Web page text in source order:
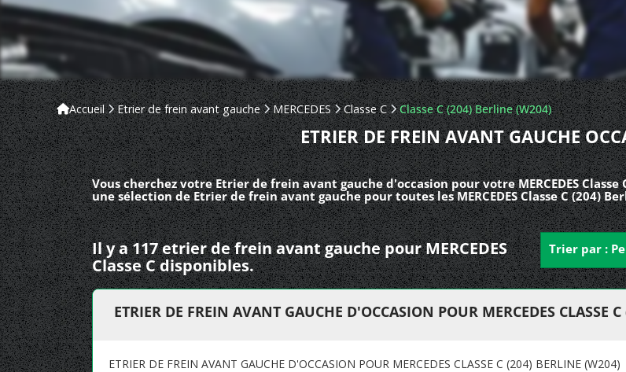
Accueil Etrier de frein avant gauche MERCEDES Classe C Classe C (204) Berline (W204)
ETRIER DE FREIN AVANT GAUCHE
Vous cherchez votre Etrier de frein avant gauche d'occasion pour votre MERCEDES Classe
une sélection de Etrier de frein avant gauche pour toutes les MERCEDES Classe C (204)
Il y a 117 etrier de frein avant gauche pour MERCEDES
Classe C disponibles.
Trier par :
ETRIER DE FREIN AVANT GAUCHE D'OCCASION POUR MERCEDES CLASSE
ETRIER DE FREIN AVANT GAUCHE D'OCCASION POUR MERCEDES CLASSE C (204) BERLINE (W204)